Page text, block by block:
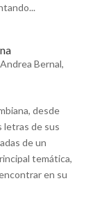
Andrea Bernal,
desde
letras de sus
de un
temática,
en su